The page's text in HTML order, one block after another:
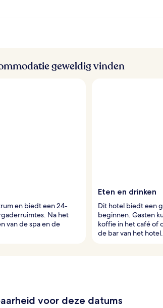
geweldig vinden
en biedt een 24-
Na het
van de spa en de
Eten en drinken
Dit hotel biedt een
beginnen. Gasten
koffie in het café of
de bar van het hotel.
voor deze datums